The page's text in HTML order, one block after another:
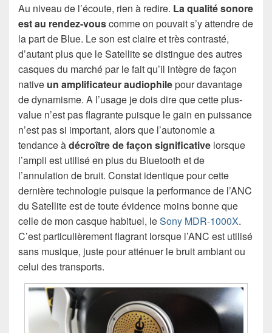
Au niveau de l’écoute, rien à redire. La qualité sonore
est au rendez-vouscomme on pouvait s’y attendre de
la part de Blue. Le son est claire et très contrasté,
d’autant plus que le Satellite se distingue des autres
casques du marché par le fait qu’il intègre de façon
native un amplificateur audiophilepour davantage
de dynamisme. A l’usage je dois dire que cette plus-
value n’est pas flagrante puisque le gain en puissance
n’est pas si important, alors que l’autonomie a
tendance àdécroître de façon significative lorsque
l’ampli est utilisé en plus du Bluetooth et de
l’annulation de bruit. Constat identique pour cette
dernière technologie puisque la performance de l’ANC
du Satellite est de toute évidence moins bonne que
celle de mon casque habituel, leSony MDR-1000X.
C’est particulièrement flagrant lorsque l’ANC est utilisé
sans musique, juste pour atténuer le bruit ambiant ou
celui des transports.